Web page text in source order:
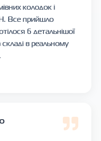
колодок і
Все прийшло
б детальнішої
в реальному